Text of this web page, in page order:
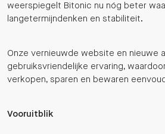
weerspiegelt Bitonic nu nóg beter
langetermijndenken en stabiliteit.
Onze vernieuwde website en nieuwe
gebruiksvriendelijke ervaring,
verkopen, sparen en bewaren
Vooruitblik